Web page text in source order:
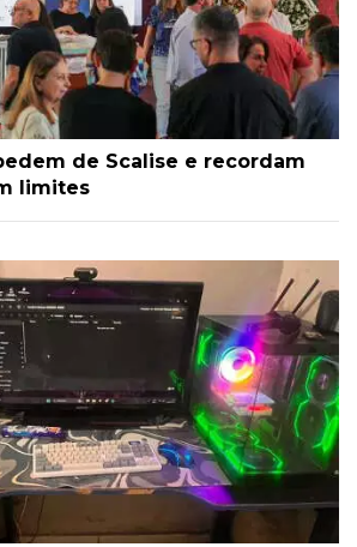
de Scalise e recordam
limites